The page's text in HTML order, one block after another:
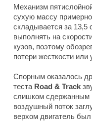
Механизм
сухую массу примерно
складывается за
выполнять на
кузов, поэтому
потери жесткости или
Спорным оказалось
теста Road & Track
слишком сдержанным
воздушный поток
верхом двигатель